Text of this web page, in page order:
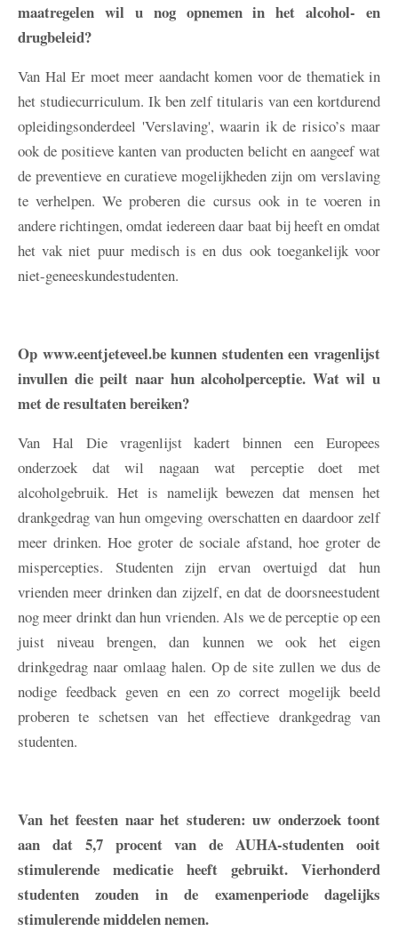
maatregelen wil u nog opnemen in het alcohol- en
drugbeleid?
Van Hal Er moet meer aandacht komen voor de thematiek in
het studiecurriculum. Ik ben zelf titularis van een kortdurend
opleidingsonderdeel 'Verslaving', waarin ik de risico’s maar
ook de positieve kanten van producten belicht en aangeef wat
de preventieve en curatieve mogelijkheden zijn om verslaving
te verhelpen. We proberen die cursus ook in te voeren in
andere richtingen, omdat iedereen daar baat bij heeft en omdat
het vak niet puur medisch is en dus ook toegankelijk voor
niet-geneeskundestudenten.
Op www.eentjeteveel.be kunnen studenten een vragenlijst
invullen die peilt naar hun alcoholperceptie. Wat wil u
met de resultaten bereiken?
Van Hal Die vragenlijst kadert binnen een Europees
onderzoek dat wil nagaan wat perceptie doet met
alcoholgebruik. Het is namelijk bewezen dat mensen het
drankgedrag van hun omgeving overschatten en daardoor zelf
meer drinken. Hoe groter de sociale afstand, hoe groter de
mispercepties. Studenten zijn ervan overtuigd dat hun
vrienden meer drinken dan zijzelf, en dat de doorsneestudent
nog meer drinkt dan hun vrienden. Als we de perceptie op een
juist niveau brengen, dan kunnen we ook het eigen
drinkgedrag naar omlaag halen. Op de site zullen we dus de
nodige feedback geven en een zo correct mogelijk beeld
proberen te schetsen van het effectieve drankgedrag van
studenten.
Van het feesten naar het studeren: uw onderzoek toont
aan dat 5,7 procent van de AUHA-studenten ooit
stimulerende medicatie heeft gebruikt. Vierhonderd
studenten zouden in de examenperiode dagelijks
stimulerende middelen nemen.